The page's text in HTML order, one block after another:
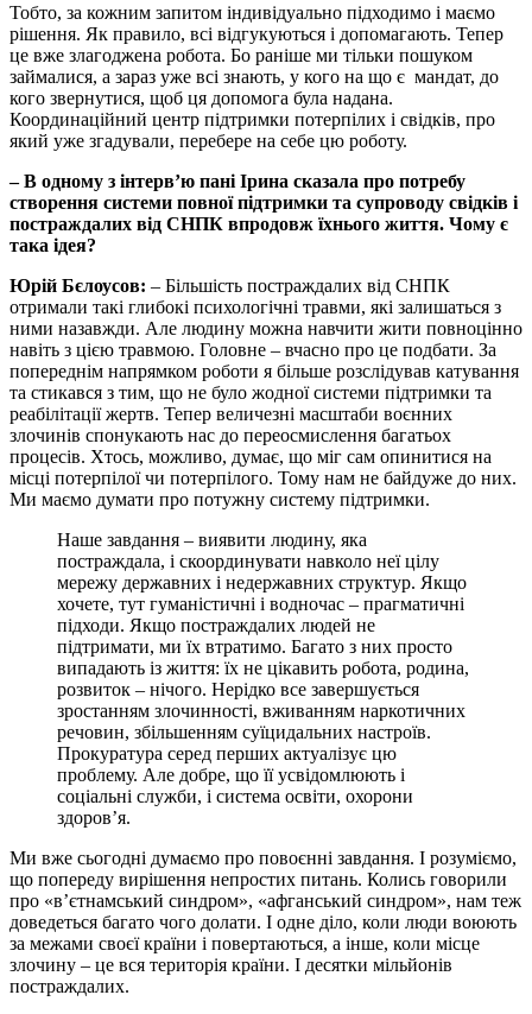
Тобто, за кожним запитом індивідуально підходимо і маємо
рішення. Як правило, всі відгукуються і допомагають. Тепер
це вже злагоджена робота. Бо раніше ми тільки пошуком
займалися, а зараз уже всі знають, у кого на що є мандат, до
кого звернутися, щоб ця допомога була надана.
Координаційний центр підтримки потерпілих і свідків, про
який уже згадували, перебере на себе цю роботу.
– В одному з інтерв’ю пані Ірина сказала про потребу
створення системи повної підтримки та супроводу свідків і
постраждалих від СНПК впродовж їхнього життя. Чому є
така ідея?
Юрій Бєлоусов: – Більшість постраждалих від СНПК
отримали такі глибокі психологічні травми, які залишаться з
ними назавжди. Але людину можна навчити жити повноцінно
навіть з цією травмою. Головне – вчасно про це подбати. За
попереднім напрямком роботи я більше розслідував катування
та стикався з тим, що не було жодної системи підтримки та
реабілітації жертв. Тепер величезні масштаби воєнних
злочинів спонукають нас до переосмислення багатьох
процесів. Хтось, можливо, думає, що міг сам опинитися на
місці потерпілої чи потерпілого. Тому нам не байдуже до них.
Ми маємо думати про потужну систему підтримки.
Наше завдання – виявити людину, яка
постраждала, і скоординувати навколо неї цілу
мережу державних і недержавних структур. Якщо
хочете, тут гуманістичні і водночас – прагматичні
підходи. Якщо постраждалих людей не
підтримати, ми їх втратимо. Багато з них просто
випадають із життя: їх не цікавить робота, родина,
розвиток – нічого. Нерідко все завершується
зростанням злочинності, вживанням наркотичних
речовин, збільшенням суїцидальних настроїв.
Прокуратура серед перших актуалізує цю
проблему. Але добре, що її усвідомлюють і
соціальні служби, і система освіти, охорони
здоров’я.
Ми вже сьогодні думаємо про повоєнні завдання. І розуміємо,
що попереду вирішення непростих питань. Колись говорили
про «в’єтнамський синдром», «афганський синдром», нам теж
доведеться багато чого долати. І одне діло, коли люди воюють
за межами своєї країни і повертаються, а інше, коли місце
злочину – це вся територія країни. І десятки мільйонів
постраждалих.